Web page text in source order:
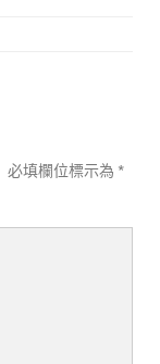
必填欄位標示為 *